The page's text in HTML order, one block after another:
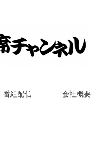
番組配信 会社概要